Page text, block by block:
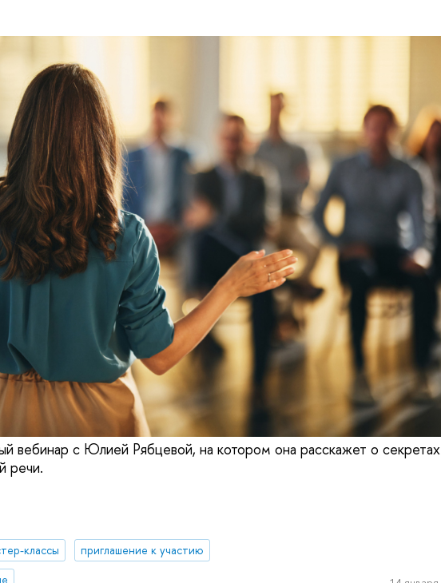
вебинар с Юлией Рябцевой, на котором она расскажет о секретах
речи.
классы
приглашение к участию